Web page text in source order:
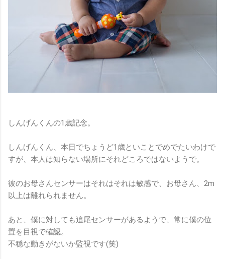
しんげんくんの1歳記念。
しんげんくん、本日でちょうど1歳といことでめでたいわけで
すが、本人は知らない場所にそれどころではないようで。
彼のお母さんセンサーはそれはそれは敏感で、お母さん、2m
以上は離れられません。
あと、僕に対しても追尾センサーがあるようで、常に僕の位
置を目視で確認。
不穏な動きがないか監視です(笑)